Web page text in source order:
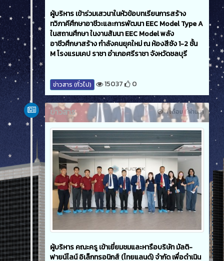
ผู้บริหาร เข้าร่วมเสวนาในหัวข้อบทเรียนการสร้าง
ทวิภาคีศึกษาอาชีวะและการพัฒนา EEC Model Type A
ในสถานศึกษา ในงานสัมนา EEC Model พลัง
อาชีวศึกษาสร้าง กำลังคนยุคใหม่ ณ ห้องสีชัง 1-2 ชั้น
M โรงแรมเคป ราชา อำเภอศรีราชา จังหวัดชลบุรี
ข่าวสาร (ทั่วไป) 15037 0
11 เดือน ที่ผ่านมา
ข่าวสาร
ผู้บริหาร คณะครู เข้าเยี่ยมชมและหารือบริษัท มัลติ-
ฟายน์ไลน์ อิเล็กทรอนิกส์ (ไทยแลนด์) จํากัด เพื่อดําเนิน